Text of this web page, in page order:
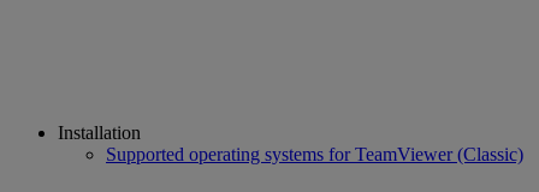
Installation
Supported operating systems for TeamViewer (Classic)